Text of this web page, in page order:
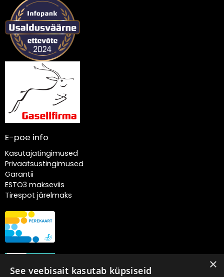
E-poe info
Kasutajatingimused
Privaatsustingimused
Garantii
ESTO3 makseviis
Tirespot järelmaks
×
See veebisait kasutab küpsiseid